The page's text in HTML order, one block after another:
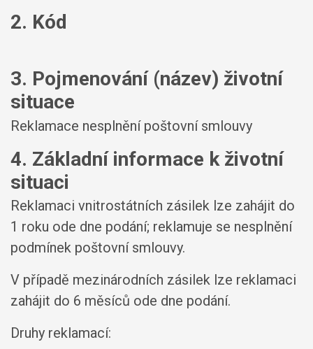
2. Kód
3. Pojmenování (název) životní
situace
Reklamace nesplnění poštovní smlouvy
4. Základní informace k životní
situaci
Reklamaci vnitrostátních zásilek lze zahájit do
1 roku ode dne podání; reklamuje se nesplnění
podmínek poštovní smlouvy.
V případě mezinárodních zásilek lze reklamaci
zahájit do 6 měsíců ode dne podání.
Druhy reklamací: